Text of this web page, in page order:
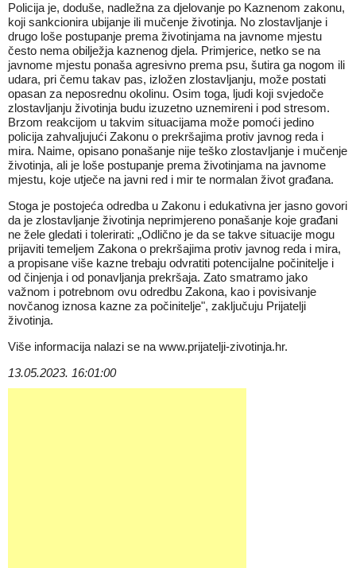
Policija je, doduše, nadležna za djelovanje po Kaznenom zakonu,
koji sankcionira ubijanje ili mučenje životinja. No zlostavljanje i
drugo loše postupanje prema životinjama na javnome mjestu
često nema obilježja kaznenog djela. Primjerice, netko se na
javnome mjestu ponaša agresivno prema psu, šutira ga nogom ili
udara, pri čemu takav pas, izložen zlostavljanju, može postati
opasan za neposrednu okolinu. Osim toga, ljudi koji svjedoče
zlostavljanju životinja budu izuzetno uznemireni i pod stresom.
Brzom reakcijom u takvim situacijama može pomoći jedino
policija zahvaljujući Zakonu o prekršajima protiv javnog reda i
mira. Naime, opisano ponašanje nije teško zlostavljanje i mučenje
životinja, ali je loše postupanje prema životinjama na javnome
mjestu, koje utječe na javni red i mir te normalan život građana.
Stoga je postojeća odredba u Zakonu i edukativna jer jasno govori
da je zlostavljanje životinja neprimjereno ponašanje koje građani
ne žele gledati i tolerirati: „Odlično je da se takve situacije mogu
prijaviti temeljem Zakona o prekršajima protiv javnog reda i mira,
a propisane više kazne trebaju odvratiti potencijalne počinitelje i
od činjenja i od ponavljanja prekršaja. Zato smatramo jako
važnom i potrebnom ovu odredbu Zakona, kao i povisivanje
novčanog iznosa kazne za počinitelje", zaključuju Prijatelji
životinja.
Više informacija nalazi se na www.prijatelji-zivotinja.hr.
13.05.2023. 16:01:00